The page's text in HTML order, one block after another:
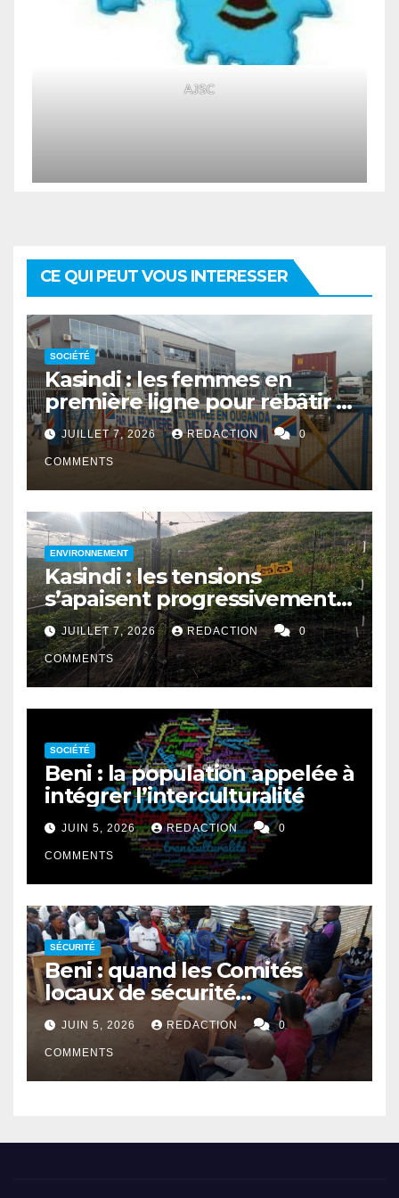
AJSC
CE QUI PEUT VOUS INTERESSER
SOCIÉTÉ
Kasindi : les femmes en
première ligne pour rebâtir la
cohésion sociale
JUILLET 7, 2026 REDACTION 0
COMMENTS
ENVIRONNEMENT
Kasindi : les tensions
s’apaisent progressivement
entre le PNVi et les
agriculteurs
JUILLET 7, 2026 REDACTION 0
COMMENTS
SOCIÉTÉ
Beni : la population appelée à
intégrer l’interculturalité
JUIN 5, 2026 REDACTION 0
COMMENTS
SÉCURITÉ
Beni : quand les Comités
locaux de sécurité
rapprochent autorités et
population
JUIN 5, 2026 REDACTION 0
COMMENTS